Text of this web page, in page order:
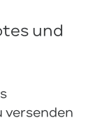
und
versenden